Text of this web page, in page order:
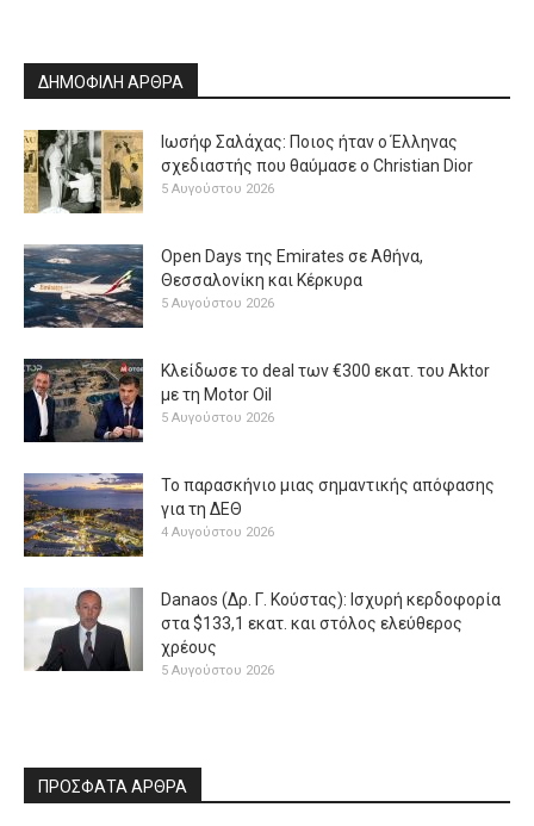
ΔΗΜΟΦΙΛΗ ΑΡΘΡΑ
Ιωσήφ Σαλάχας: Ποιος ήταν ο Έλληνας
σχεδιαστής που θαύμασε ο Christian Dior
5 Αυγούστου 2026
Open Days της Emirates σε Αθήνα,
Θεσσαλονίκη και Κέρκυρα
5 Αυγούστου 2026
Κλείδωσε το deal των €300 εκατ. του Aktor
με τη Μotor Oil
5 Αυγούστου 2026
Το παρασκήνιο μιας σημαντικής απόφασης
για τη ΔΕΘ
4 Αυγούστου 2026
Danaos (Δρ. Γ. Κούστας): Ισχυρή κερδοφορία
στα $133,1 εκατ. και στόλος ελεύθερος
χρέους
5 Αυγούστου 2026
ΠΡΟΣΦΑΤΑ ΑΡΘΡΑ